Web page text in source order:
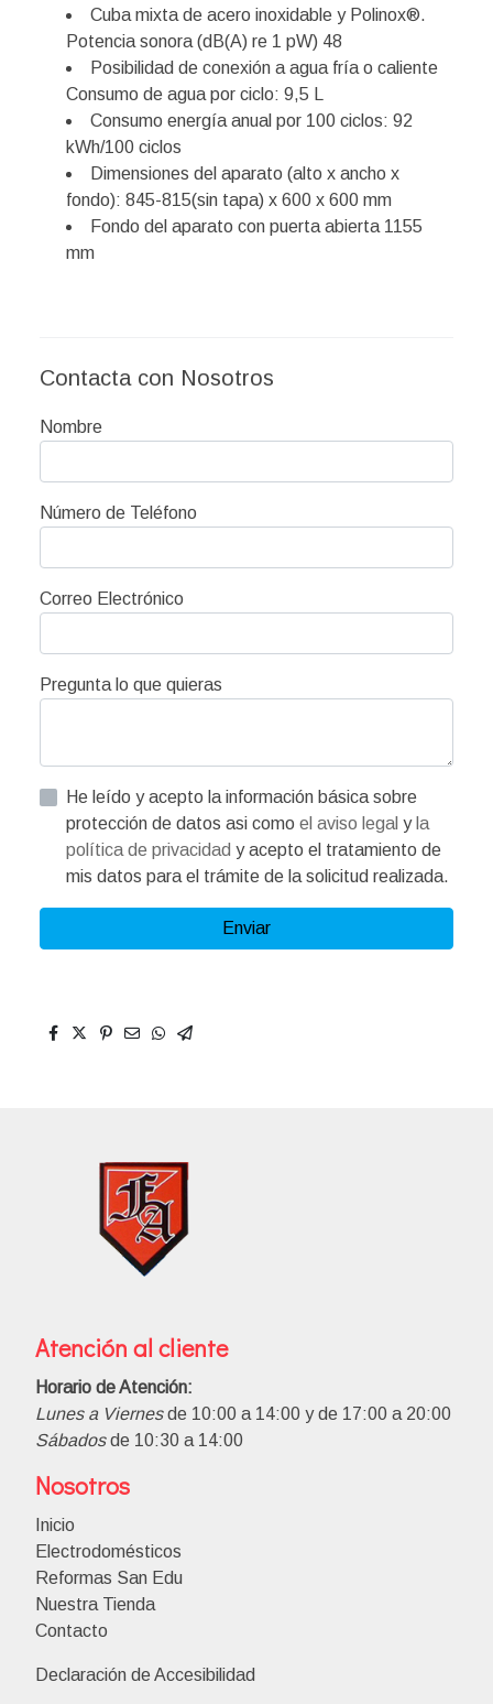
Cuba mixta de acero inoxidable y Polinox®.
Potencia sonora (dB(A) re 1 pW) 48
Posibilidad de conexión a agua fría o caliente
Consumo de agua por ciclo: 9,5 L
Consumo energía anual por 100 ciclos: 92
kWh/100 ciclos
Dimensiones del aparato (alto x ancho x
fondo): 845-815(sin tapa) x 600 x 600 mm
Fondo del aparato con puerta abierta 1155
mm
Contacta con Nosotros
Nombre
Número de Teléfono
Correo Electrónico
Pregunta lo que quieras
He leído y acepto la información básica sobre
protección de datos asi como el aviso legal y la
política de privacidad y acepto el tratamiento de
mis datos para el trámite de la solicitud realizada.
Enviar
Atención al cliente
Horario de Atención:
Lunes a Viernesde 10:00 a 14:00 y de 17:00 a 20:00
Sábadosde 10:30 a 14:00
Nosotros
Inicio
Electrodomésticos
Reformas San Edu
Nuestra Tienda
Contacto
Declaración de Accesibilidad